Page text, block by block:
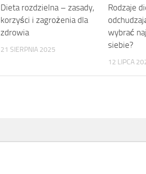
Dieta rozdzielna – zasady,
korzyści i zagrożenia dla
zdrowia
21 SIERPNIA 2025
Rodzaje
wybrać
siebie?
12 LIPCA